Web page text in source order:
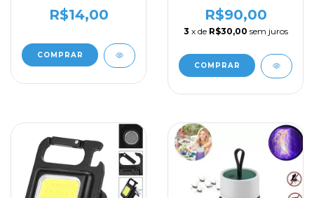
R$14,00 R$90,00
3 x de R$30,00 sem juros